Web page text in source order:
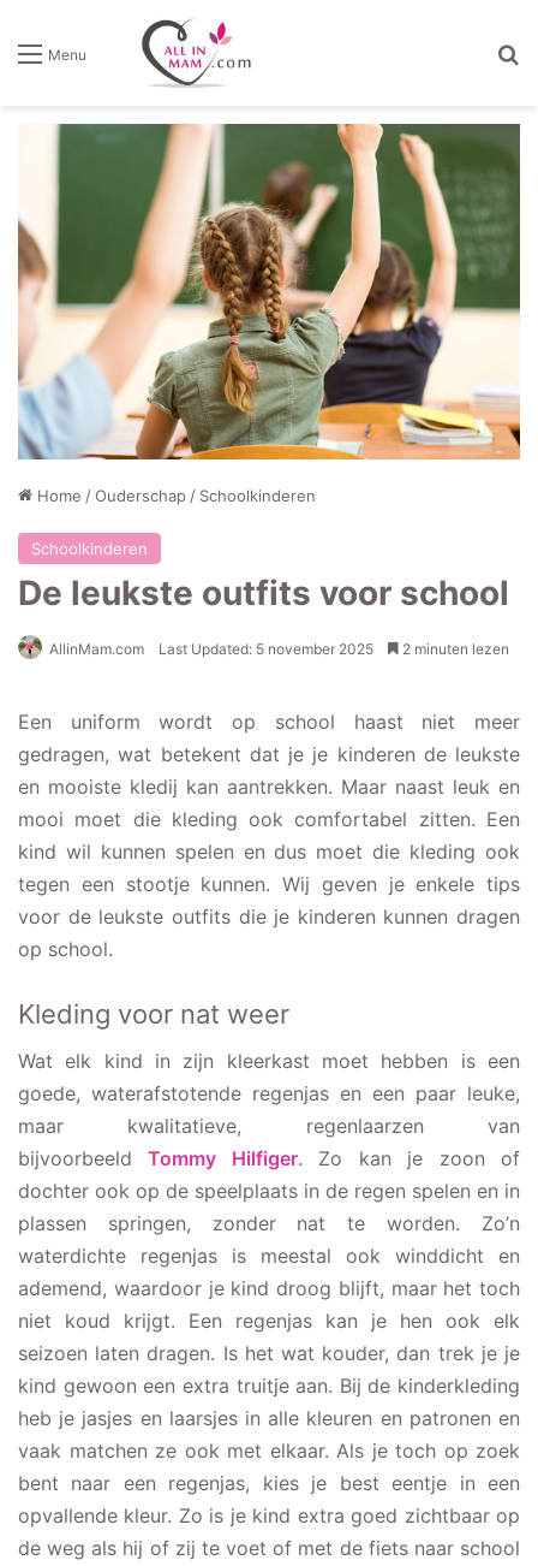
Menu
Home /Ouderschap / Schoolkinderen
Schoolkinderen
De leukste outfits voor school
AllinMam.com Last Updated: 5 november 2025 2 minuten lezen
Een uniform wordt op school haast niet meer
gedragen, wat betekent dat je je kinderen de leukste
en mooiste kledij kan aantrekken. Maar naast leuk en
mooi moet die kleding ook comfortabel zitten. Een
kind wil kunnen spelen en dus moet die kleding ook
tegen een stootje kunnen. Wij geven je enkele tips
voor de leukste outfits die je kinderen kunnen dragen
op school.
Kleding voor nat weer
Wat elk kind in zijn kleerkast moet hebben is een
goede, waterafstotende regenjas en een paar leuke,
maar kwalitatieve, regenlaarzen van
bijvoorbeeldTommy Hilfiger. Zo kan je zoon of
dochter ook op de speelplaats in de regen spelen en in
plassen springen, zonder nat te worden. Zo’n
waterdichte regenjas is meestal ook winddicht en
ademend, waardoor je kind droog blijft, maar het toch
niet koud krijgt. Een regenjas kan je hen ook elk
seizoen laten dragen. Is het wat kouder, dan trek je je
kind gewoon een extra truitje aan. Bij de kinderkleding
heb je jasjes en laarsjes in alle kleuren en patronen en
vaak matchen ze ook met elkaar. Als je toch op zoek
bent naar een regenjas, kies je best eentje in een
opvallende kleur. Zo is je kind extra goed zichtbaar op
de weg als hij of zij te voet of met de fiets naar school